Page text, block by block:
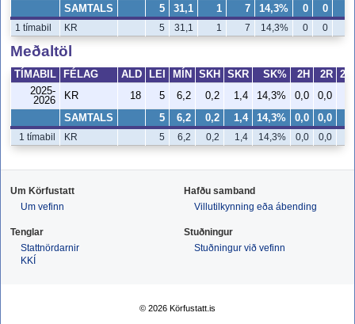
SAMTALS 5 31,1 1 7 14,3% 0 0
1 tímabil KR 5 31,1 1 7 14,3% 0 0
Meðaltöl
TÍMABIL FÉLAG ALD LEI MÍN SKH SKR SK% 2H 2R
2025-
2026
KR 18 5 6,2 0,2 1,4 14,3% 0,0 0,0
SAMTALS 5 6,2 0,2 1,4 14,3% 0,0 0,0
1 tímabil KR 5 6,2 0,2 1,4 14,3% 0,0 0,0
Um Körfustatt
Um vefinn
Hafðu samband
Villutilkynning eða ábending
Tenglar
Stattnördarnir
KKÍ
Stuðningur
Stuðningur við vefinn
© 2026 Körfustatt.is